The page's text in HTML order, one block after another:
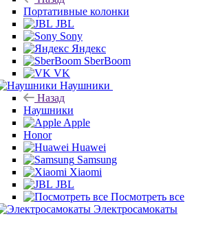
Портативные колонки
JBL
Sony
Яндекс
SberBoom
VK
Наушники
Назад
Наушники
Apple
Honor
Huawei
Samsung
Xiaomi
JBL
Посмотреть все
Электросамокаты